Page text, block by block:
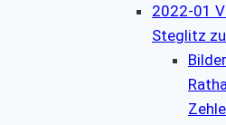
2022-01
Steglitz